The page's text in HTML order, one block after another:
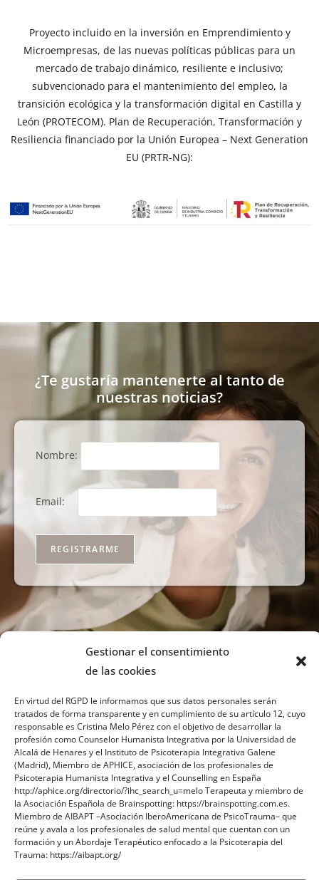
Gestionar el consentimiento
de las cookies
En virtud del RGPD le informamos que sus datos personales serán
tratados de forma transparente y en cumplimiento de su artículo 12, cuyo
responsable es Cristina Melo Pérez con el objetivo de desarrollar la
profesión como Counselor Humanista Integrativa por la Universidad de
Alcalá de Henares y el Instituto de Psicoterapia Integrativa Galene
(Madrid), Miembro de APHICE, asociación de los profesionales de
Psicoterapia Humanista Integrativa y el Counselling en España
http://aphice.org/directorio/?ihc_search_u=melo Terapeuta y miembro de
la Asociación Española de Brainspotting: https://brainspotting.com.es.
Miembro de AIBAPT –Asociación IberoAmericana de PsicoTrauma– que
reúne y avala a los profesionales de salud mental que cuentan con un
formación y un Abordaje Terapéutico enfocado a la Psicoterapia del
Trauma: https://aibapt.org/
Proyecto incluido en la inversión en Emprendimiento y
Microempresas, de las nuevas políticas públicas para un
mercado de trabajo dinámico, resiliente e inclusivo;
subvencionado para el mantenimiento del empleo, la
transición ecológica y la transformación digital en Castilla y
León (PROTECOM). Plan de Recuperación, Transformación y
Resiliencia financiado por la Unión Europea – Next Generation
EU (PRTR-NG):
¿Te gustaría mantenerte al tanto de
nuestras noticias?
Nombre:
Email:
Sobre mi
Contacto
Blog